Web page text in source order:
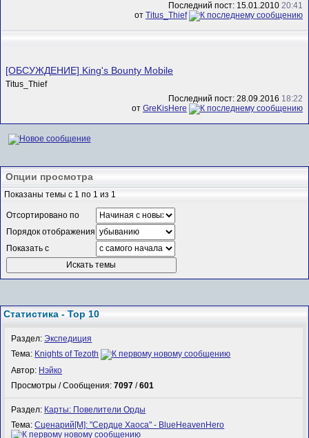
Последний пост: 15.01.2010 20:41
от Titus_Thief
[ОБСУЖДЕНИЕ] King's Bounty Mobile
Titus_Thief
Последний пост: 28.09.2016 18:22
от GreKisHere
Опции просмотра
Показаны темы с 1 по 1 из 1
Отсортировано по
Порядок отображения
Показать с
Статистика - Top 10
Раздел:Экспедиция
Тема: Knights of Tezoth
Автор: Нэйко
Просмотры / Сообщения:7097 /601
Раздел: Карты: Повелители Орды
Тема:Сценарий[M]: "Сердце Хаоса" - BlueHeavenHero